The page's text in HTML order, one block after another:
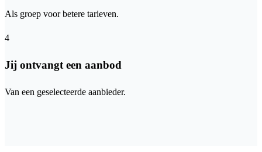
Als groep voor betere tarieven.
4
Jij ontvangt een aanbod
Van een geselecteerde aanbieder.